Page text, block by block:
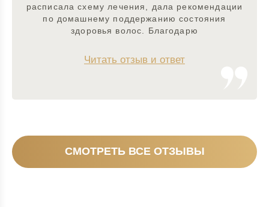
расписала схему лечения, дала рекомендации
по домашнему поддержанию состояния
здоровья волос. Благодарю
Читать отзыв и ответ
СМОТРЕТЬ ВСЕ ОТЗЫВЫ